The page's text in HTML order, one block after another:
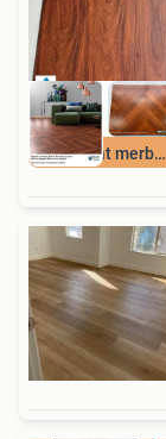
Laminaat merbau